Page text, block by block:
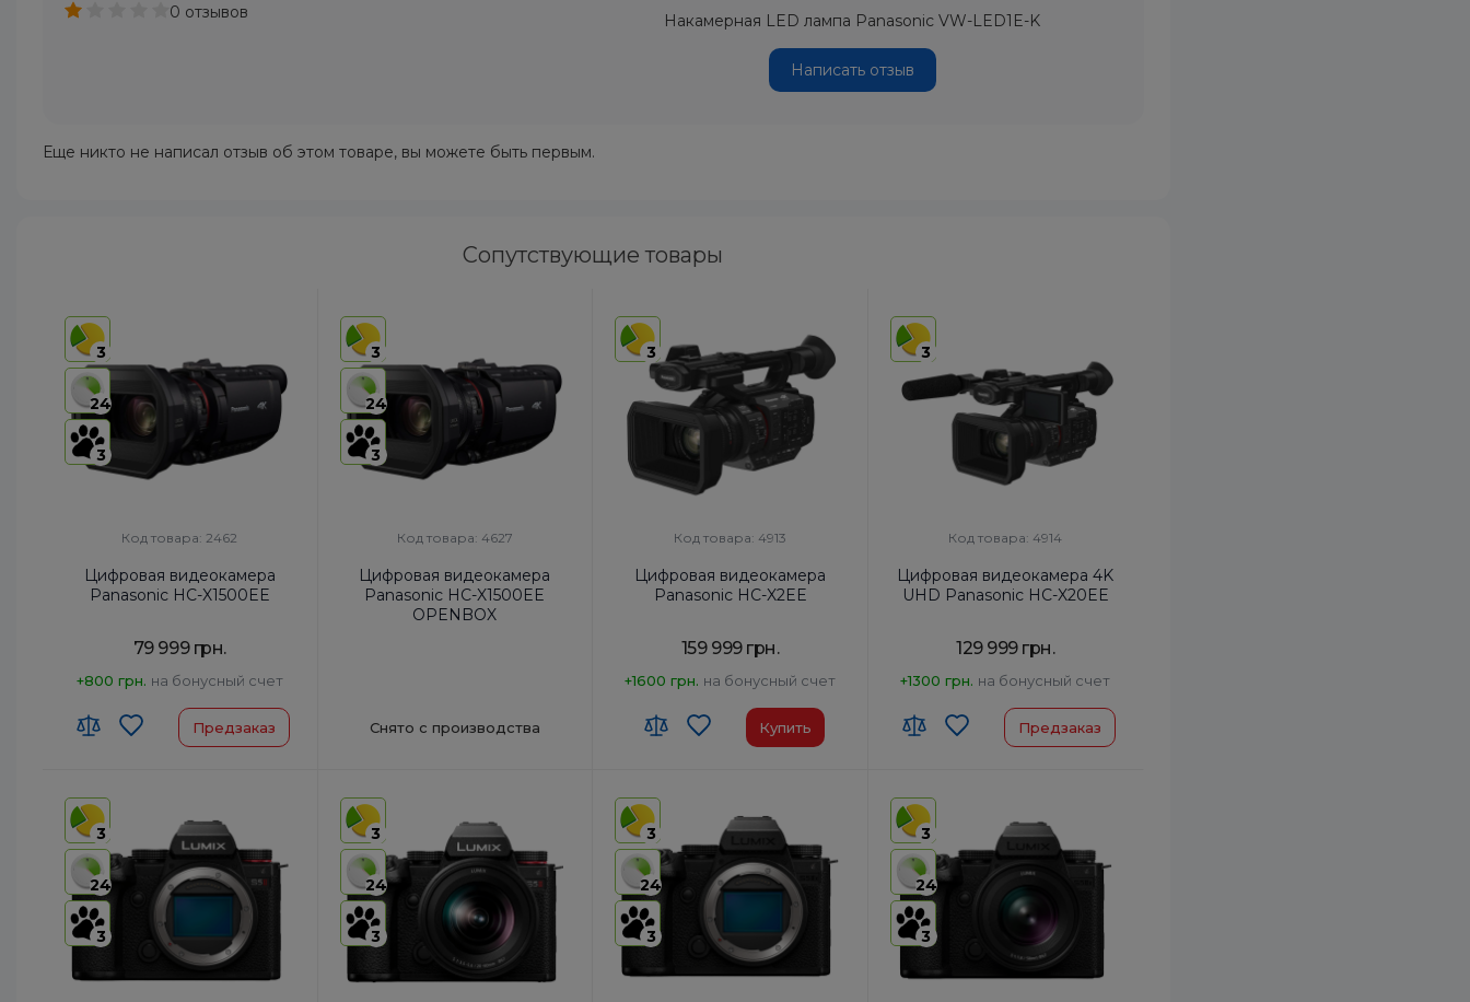
0 отзывов
Накамерная LED лампа Panasonic VW-LED1E-K
Написать отзыв
Еще никто не написал отзыв об этом товаре, вы можете быть первым.
Сопутствующие товары
3
24
3
Код товара: 2462
Цифровая видеокамера
Panasonic HC-X1500EE
79 999 грн.
+800 грн. на бонусный счет
Предзаказ
3
24
3
Код товара: 4627
Цифровая видеокамера
Panasonic HC-X1500EE
OPENBOX
Снято с производства
3
Код товара: 4913
Цифровая видеокамера
Panasonic HC-X2EE
159 999 грн.
+1600 грн. на бонусный счет
Купить
3
Код товара: 4914
Цифровая видеокамера 4K
UHD Panasonic HC-X20EE
129 999 грн.
+1300 грн. на бонусный счет
Предзаказ
3
24
3
3
24
3
3
24
3
3
24
3